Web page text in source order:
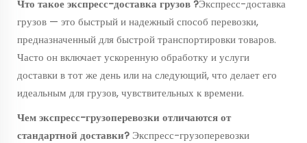
Что такоеэкспресс-доставка грузов?Экспресс-доставка
грузов — это быстрый и надежный способ перевозки,
предназначенный для быстрой транспортировки товаров.
Часто он включает ускоренную обработку и услуги
доставки в тот же день или на следующий, что делает его
идеальным для грузов, чувствительных к времени.
Чем экспресс-грузоперевозки отличаются от
стандартной доставки? Экспресс-грузоперевозки